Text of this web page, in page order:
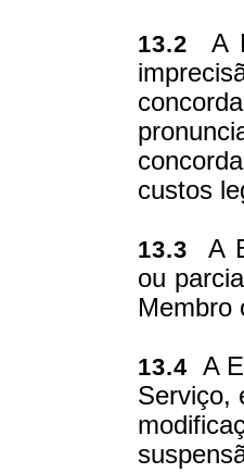
13.2 A
custos
13.3 A
ou
Membro
13.4 A
Serviço,